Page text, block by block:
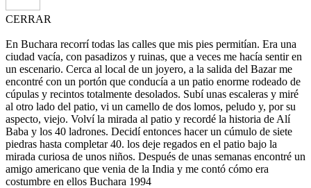
CERRAR
En Buchara recorrí todas las calles que mis pies permitían. Era una
ciudad vacía, con pasadizos y ruinas, que a veces me hacía sentir en
un escenario. Cerca al local de un joyero, a la salida del Bazar me
encontré con un portón que conducía a un patio enorme rodeado de
cúpulas y recintos totalmente desolados. Subí unas escaleras y miré
al otro lado del patio, vi un camello de dos lomos, peludo y, por su
aspecto, viejo. Volví la mirada al patio y recordé la historia de Alí
Baba y los 40 ladrones. Decidí entonces hacer un cúmulo de siete
piedras hasta completar 40. los deje regados en el patio bajo la
mirada curiosa de unos niños. Después de unas semanas encontré un
amigo americano que venia de la India y me contó cómo era
costumbre en ellos Buchara 1994